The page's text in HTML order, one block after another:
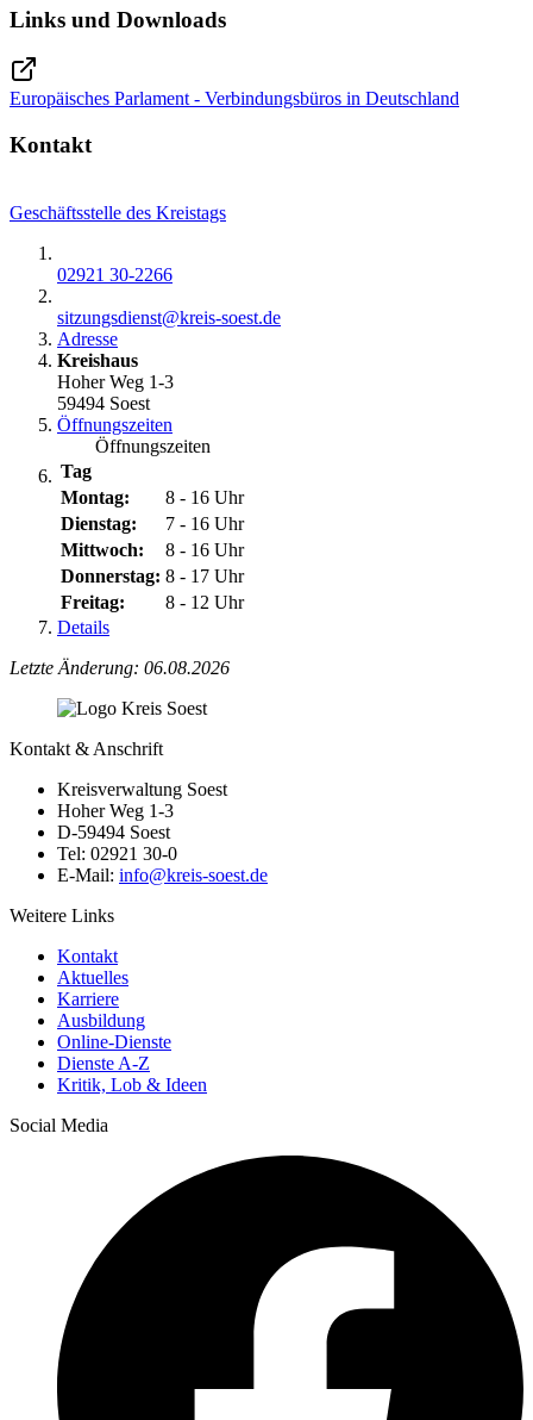
Links und Downloads
Europäisches Parlament - Verbindungsbüros in Deutschland
Kontakt
Geschäftsstelle des Kreistags
02921 30-2266
sitzungsdienst@​kreis-soest.de
Adresse
Kreishaus
Hoher Weg 1-3
59494 Soest
Öffnungszeiten
Öffnungszeiten
Tag
Montag:
8 - 16 Uhr
Dienstag:
7 - 16 Uhr
Mittwoch:
8 - 16 Uhr
Donnerstag: 8 - 17 Uhr
Freitag:
8 - 12 Uhr
Details
Letzte Änderung: 06.08.2026
Kontakt & Anschrift
Kreisverwaltung Soest
Hoher Weg 1-3
D-59494 Soest
Tel: 02921 30-0
E-Mail: info@​kreis-soest.de
Weitere Links
Kontakt
Aktuelles
Karriere
Ausbildung
Online-Dienste
Dienste A-Z
Kritik, Lob & Ideen
Social Media